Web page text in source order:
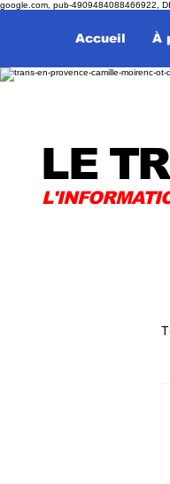
google.com, pub-4909484088466922,
Accueil À
LE